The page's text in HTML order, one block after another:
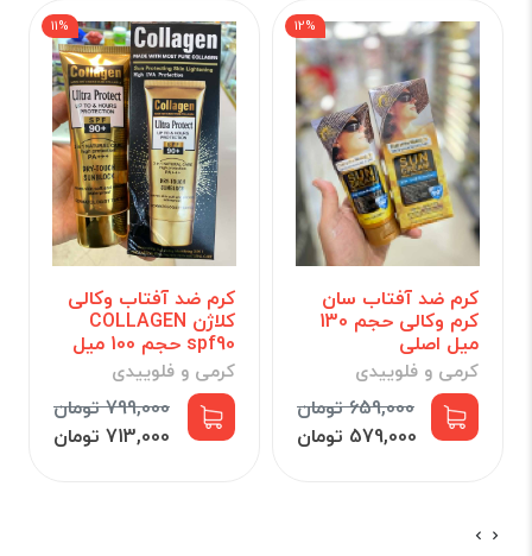
کرم ضد آفتاب سان
کرم وکالی حجم 130
میل اصلی
کرمی و فلوییدی
659,000 تومان
12%
579,000 تومان
کرم ضد آفتاب وکالی
کلاژن COLLAGEN
spf90 حجم 100 میل
کرمی و فلوییدی
799,000 تومان
11%
713,000 تومان